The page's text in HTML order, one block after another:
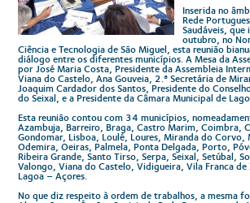
Inserida no
Rede
Saudáveis,
outubro, no
Ciência e Tecnologia de São Miguel, esta reunião
diálogo entre os diferentes municípios. A Mesa da
por José Maria Costa, Presidente da Assembleia
Viana do Castelo, Ana Gouveia, 2.ª Secretária de
Joaquim Cardador dos Santos, Presidente do
do Seixal, e a Presidente da Câmara Municipal de
Esta reunião contou com 34 municípios,
Azambuja, Barreiro, Braga, Castro Marim, Coimbra,
Gondomar, Lisboa, Loulé, Loures, Miranda do Corvo,
Odemira, Oeiras, Palmela, Ponta Delgada, Porto,
Ribeira Grande, Santo Tirso, Serpa, Seixal, Setúbal,
Valongo, Viana do Castelo, Vidigueira, Vila Franca de
Lagoa – Açores.
No que diz respeito à ordem de trabalhos, a mesma